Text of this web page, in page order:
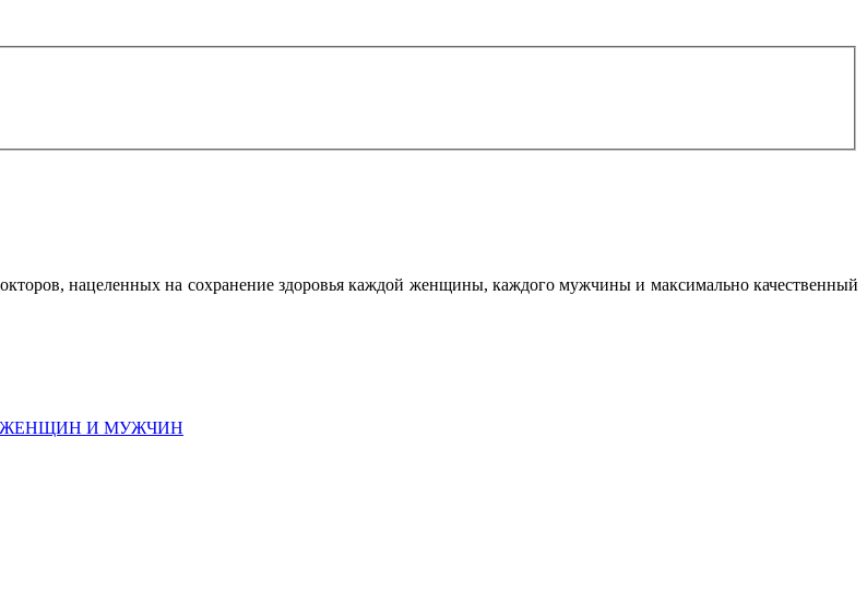
нацеленных на сохранение здоровья каждой женщины, каждого мужчины и максимально качественный
ЖЕНЩИН И МУЖЧИН